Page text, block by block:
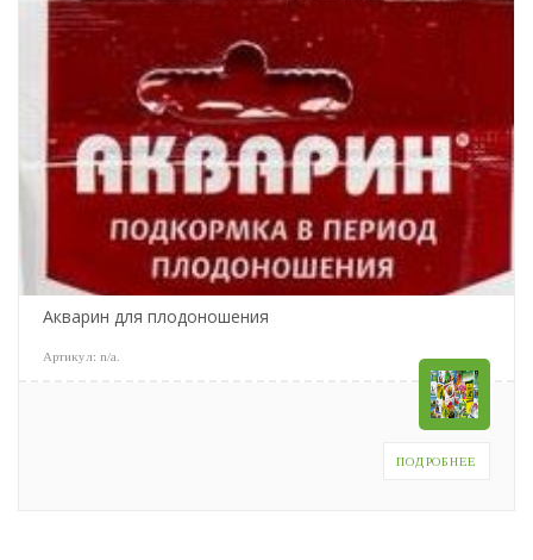
Акварин для плодоношения
Артикул: n/a
ПОДРОБНЕЕ